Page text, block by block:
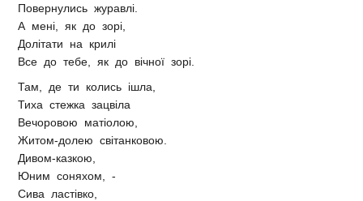
Повернулись журавлі.
А мені, як до зорі,
Долітати на крилі
Все до тебе, як до вічної зорі.
Там, де ти колись ішла,
Тиха стежка зацвіла
Вечоровою матіолою,
Житом-долею світанковою.
Дивом-казкою,
Юним соняхом, -
Сива ластівко,